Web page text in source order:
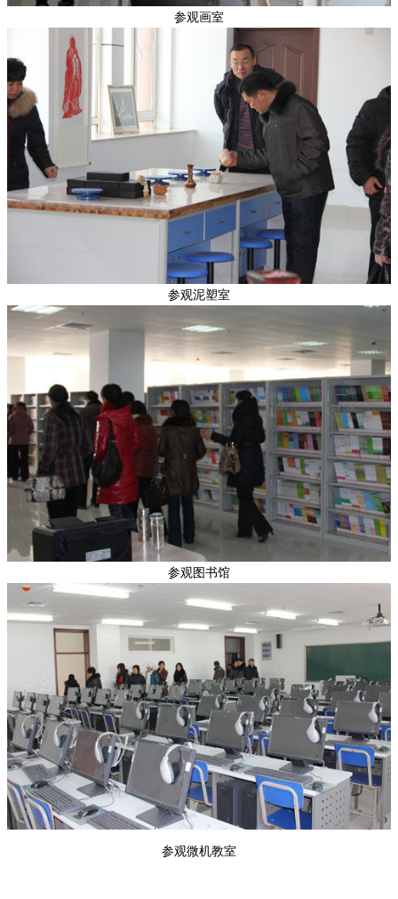
参观画室
参观泥塑室
参观图书馆
参观微机教室